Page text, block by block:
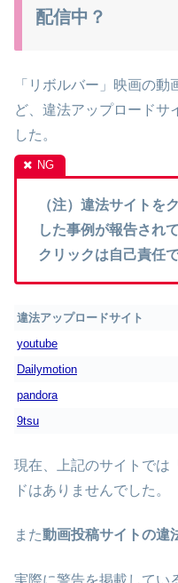
配信中？
「リボルバー」映画の動
ど、違法アップロードサ
した。
（注）違法サイトを
した事例が報告され
クリックは自己責任
違法アップロードサイト
youtube
Dailymotion
pandora
9tsu
現在、上記のサイトでは
ドはありませんでした。
また動画投稿サイトの違
実際に警告を掲載してい